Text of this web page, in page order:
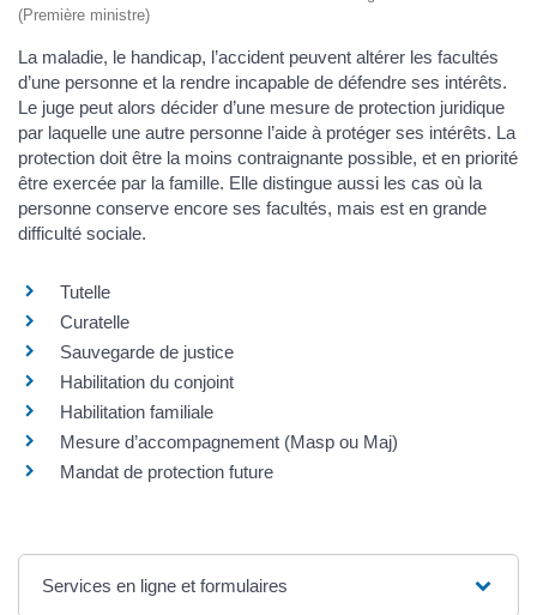
(Première ministre)
La maladie, le handicap, l’accident peuvent altérer les facultés
d’une personne et la rendre incapable de défendre ses intérêts.
Le juge peut alors décider d’une mesure de protection juridique
par laquelle une autre personne l’aide à protéger ses intérêts. La
protection doit être la moins contraignante possible, et en priorité
être exercée par la famille. Elle distingue aussi les cas où la
personne conserve encore ses facultés, mais est en grande
difficulté sociale.
Tutelle
Curatelle
Sauvegarde de justice
Habilitation du conjoint
Habilitation familiale
Mesure d’accompagnement (Masp ou Maj)
Mandat de protection future
Services en ligne et formulaires